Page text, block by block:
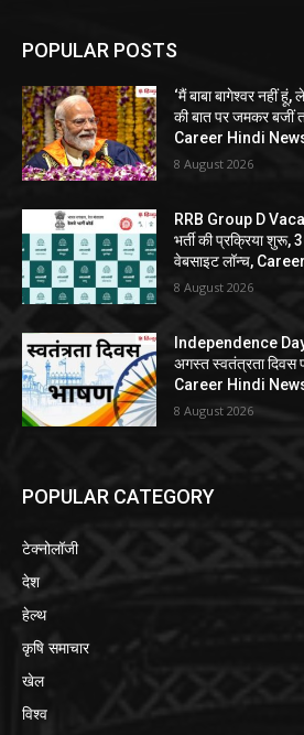
POPULAR POSTS
‘मैं बाबा बागेश्वर नहीं हूं,
की बात पर जमकर बजीं
Career Hindi
8 August 2026
RRB Group D
भर्ती की प्रक्रिया
वेबसाइट लॉन्च,
8 August 2026
Independence
अगस्त स्वतंत्रता दिवस
Career Hindi
8 August 2026
POPULAR CATEGORY
टेक्नोलॉजी
देश
हेल्थ
कृषि समाचार
खेल
विश्व